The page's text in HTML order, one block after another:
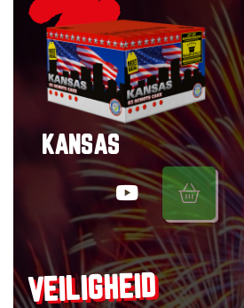
KANSAS
VEILIGHEID